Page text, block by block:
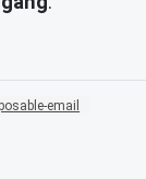
email